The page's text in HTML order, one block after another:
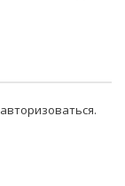
авторизоваться.